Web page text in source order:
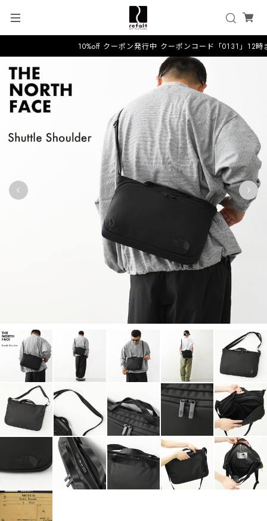
10%off クーポン発行中 クーポンコード「0131」12時